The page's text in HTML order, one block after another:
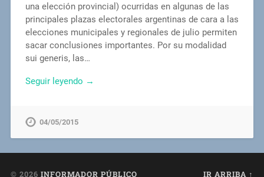
una elección provincial) ocurridas en algunas de las
principales plazas electorales argentinas de cara a las
elecciones municipales y regionales de julio permiten
sacar conclusiones importantes. Por su modalidad
sui generis, las…
Seguir leyendo →
04/05/2015
© 2026 INFORMADOR PÚBLICO IR ARRIBA ↑